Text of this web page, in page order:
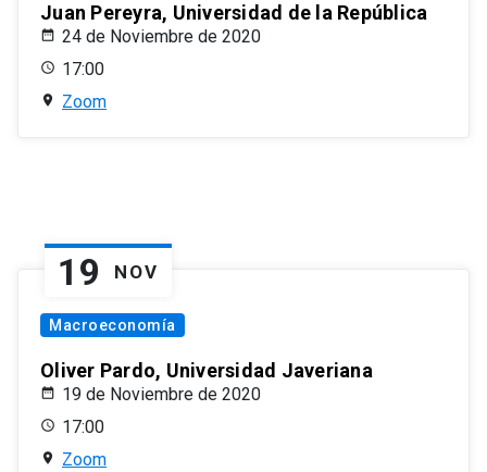
Juan Pereyra, Universidad de la República
24 de Noviembre de 2020
17:00
Zoom
19 NOV
Macroeconomía
Oliver Pardo, Universidad Javeriana
19 de Noviembre de 2020
17:00
Zoom